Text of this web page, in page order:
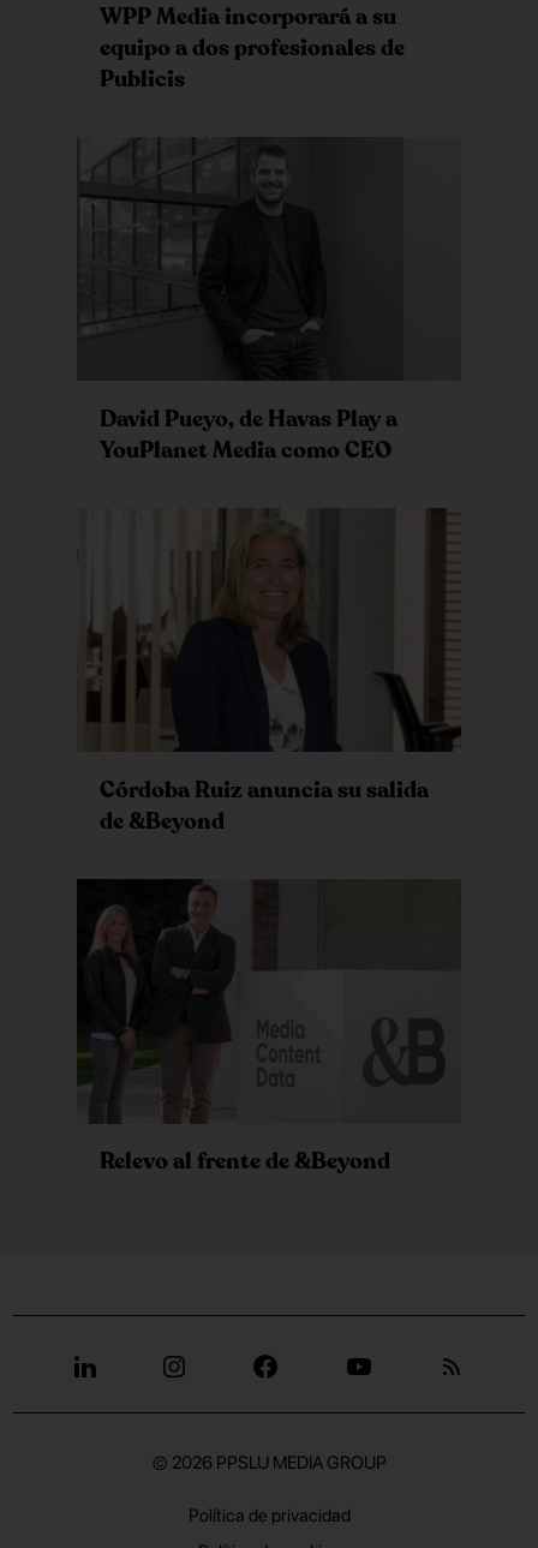
WPP Media incorporará a su
equipo a dos profesionales de
Publicis
David Pueyo, de Havas Play a
YouPlanet Media como CEO
Córdoba Ruiz anuncia su salida
de &Beyond
Relevo al frente de &Beyond
© 2026 PPSLU MEDIA GROUP
Política de privacidad